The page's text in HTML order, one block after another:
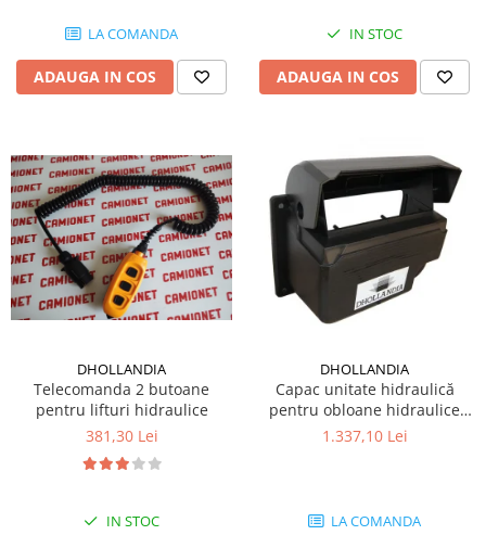
LA COMANDA
ADAUGA IN COS
IN STOC
ADAUGA IN COS
DHOLLANDIA
Telecomanda 2 butoane
pentru lifturi hidraulice
381,30 Lei
IN STOC
DHOLLANDIA
Capac unitate hidraulică
pentru obloane hidraulice
Dhollandia
1.337,10 Lei
LA COMANDA